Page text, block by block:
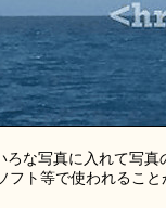
な写真に入れて写
フト等で使われるこ